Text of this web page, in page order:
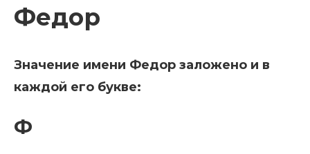
Федор
Значение имени Федор заложено и в
каждой его букве:
Ф